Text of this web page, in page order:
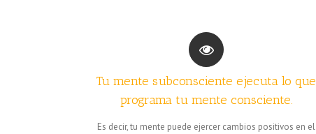
Tu mente subconsciente ejecuta lo que
programa tu mente consciente.
Es decir, tu mente puede ejercer cambios positivos en el